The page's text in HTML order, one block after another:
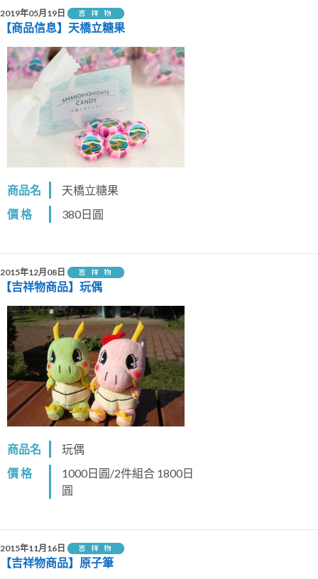
2019年05月19日
【商品信息】天橋立糖果
商品名
天橋立糖果
價 格
380日圓
2015年12月08日
【吉祥物商品】玩偶
商品名
玩偶
價 格
1000日圓/2件組合 1800日
圓
2015年11月16日
【吉祥物商品】原子筆